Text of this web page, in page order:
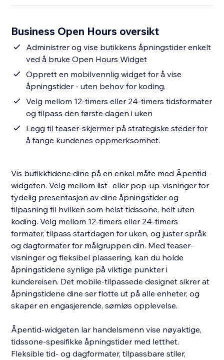
Business Open Hours oversikt
Administrer og vise butikkens åpningstider enkelt
ved å bruke Open Hours Widget
Opprett en mobilvennlig widget for å vise
åpningstider - uten behov for koding.
Velg mellom 12-timers eller 24-timers tidsformater
og tilpass den første dagen i uken
Legg til teaser-skjermer på strategiske steder for
å fange kundenes oppmerksomhet.
Vis butikktidene dine på en enkel måte med Åpentid-
widgeten. Velg mellom list- eller pop-up-visninger for
tydelig presentasjon av dine åpningstider og
tilpasning til hvilken som helst tidssone, helt uten
koding. Velg mellom 12-timers eller 24-timers
formater, tilpass startdagen for uken, og juster språk
og dagformater for målgruppen din. Med teaser-
visninger og fleksibel plassering, kan du holde
åpningstidene synlige på viktige punkter i
kundereisen. Det mobile-tilpassede designet sikrer at
åpningstidene dine ser flotte ut på alle enheter, og
skaper en engasjerende, sømløs opplevelse.
Åpentid-widgeten lar handelsmenn vise nøyaktige,
tidssone-spesifikke åpningstider med letthet.
Fleksible tid- og dagformater, tilpassbare stiler,